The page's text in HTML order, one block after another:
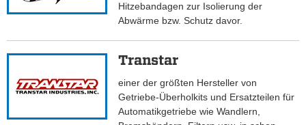
Hitzebandagen zur Isolierung der
Abwärme bzw. Schutz davor.
Transtar
einer der größten Hersteller von
Getriebe-Überholkits und Ersatzteilen für
Automatikgetriebe wie Wandlern,